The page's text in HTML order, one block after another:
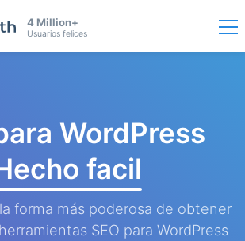
4 Million+
Usuarios felices
WordPress
facil
forma más poderosa de obtener
SEO para WordPress